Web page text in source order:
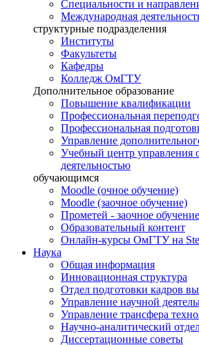
Специальности и
Международная
структурные подразделения
Институты
Факультеты
Кафедры
Колледж ОмГТУ
Дополнительное образование
Повышение квалификации
Профессиональная
Профессиональная
Управление
Учебный центр управления
деятельностью
обучающимся
Moodle (очное обучение)
Moodle (заочное обучение)
Прометей - заочное обучение
Образовательный контент
Онлайн-курсы ОмГТУ на
Наука
Общая информация
Инновационная структура
Отдел подготовки кадров
Управление научной
Управление трансфера
Научно-аналитический
Диссертационные советы